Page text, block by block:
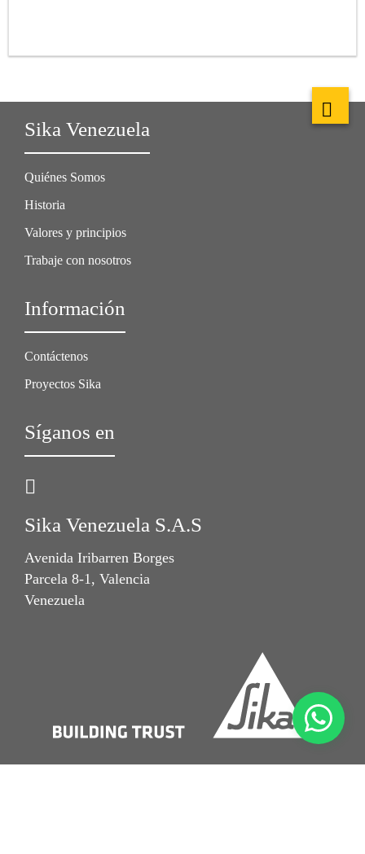
Sika Venezuela
Quiénes Somos
Historia
Valores y principios
Trabaje con nosotros
Información
Contáctenos
Proyectos Sika
Síganos en
Sika Venezuela S.A.S
Avenida Iribarren Borges
Parcela 8-1, Valencia
Venezuela